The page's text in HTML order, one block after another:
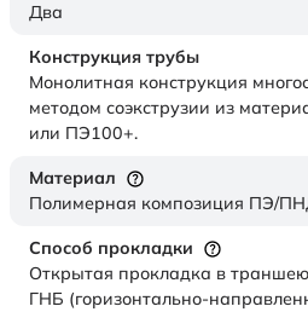
Два
Конструкция трубы
Монолитная конструкция
методом соэкструзии из
или ПЭ100+.
Материал
Полимерная композиция ПЭ/
Способ прокладки
Открытая прокладка в
ГНБ (горизонтально-